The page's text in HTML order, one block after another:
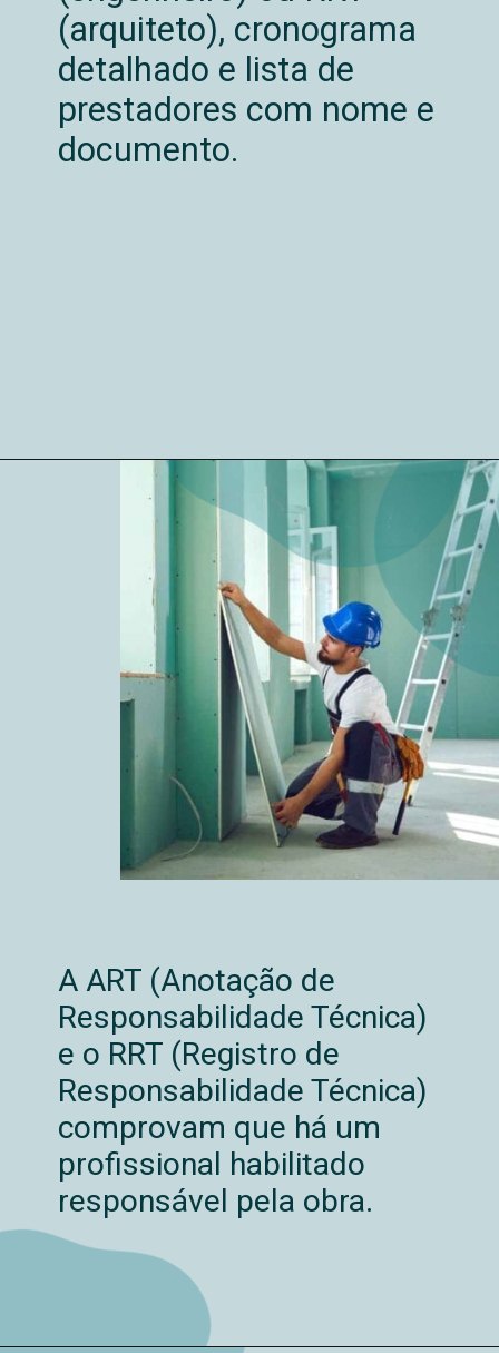
(arquiteto), cronograma
detalhado e lista de
prestadores com nome e
documento.
A ART (Anotação de
Responsabilidade Técnica)
e o RRT (Registro de
Responsabilidade Técnica)
comprovam que há um
profissional habilitado
responsável pela obra.